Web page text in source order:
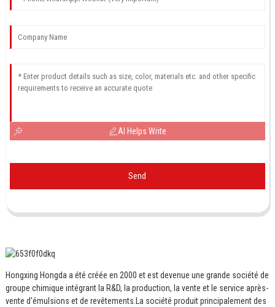
AI Helps Write
Send
Hongxing Hongda a été créée en 2000 et est devenue une grande société de
groupe chimique intégrant la R&D, la production, la vente et le service après-
vente d'émulsions et de revêtements.
La société produit principalement des